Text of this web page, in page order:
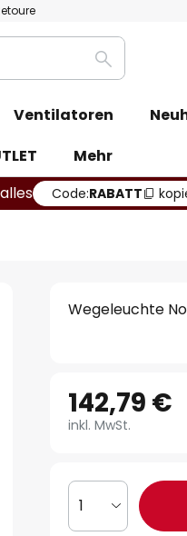
Suche
Ventilatoren
Mehr
Code:RABATT
Wegeleuchte
142,79 €
inkl. MwSt.
1